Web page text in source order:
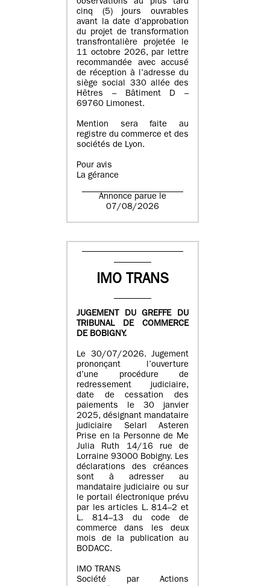
observations au plus tard
cinq (5) jours ouvrables
avant la date d’approbation
du projet de transformation
transfrontalière projetée le
11 octobre 2026, par lettre
recommandée avec accusé
de réception à l’adresse du
siège social 330 allée des
Hêtres – Bâtiment D –
69760 Limonest.
Mention sera faite au
registre du commerce et des
sociétés de Lyon.
Pour avis
La gérance
Annonce parue le
07/08/2026
IMO TRANS
JUGEMENT DU GREFFE DU
TRIBUNAL DE COMMERCE
DE BOBIGNY.
Le 30/07/2026. Jugement
prononçant l’ouverture
d’une procédure de
redressement judiciaire,
date de cessation des
paiements le 30 janvier
2025, désignant mandataire
judiciaire Selarl Asteren
Prise en la Personne de Me
Julia Ruth 14/16 rue de
Lorraine 93000 Bobigny. Les
déclarations des créances
sont à adresser au
mandataire judiciaire ou sur
le portail électronique prévu
par les articles L. 814–2 et
L. 814–13 du code de
commerce dans les deux
mois de la publication au
BODACC.
IMO TRANS
Société par Actions